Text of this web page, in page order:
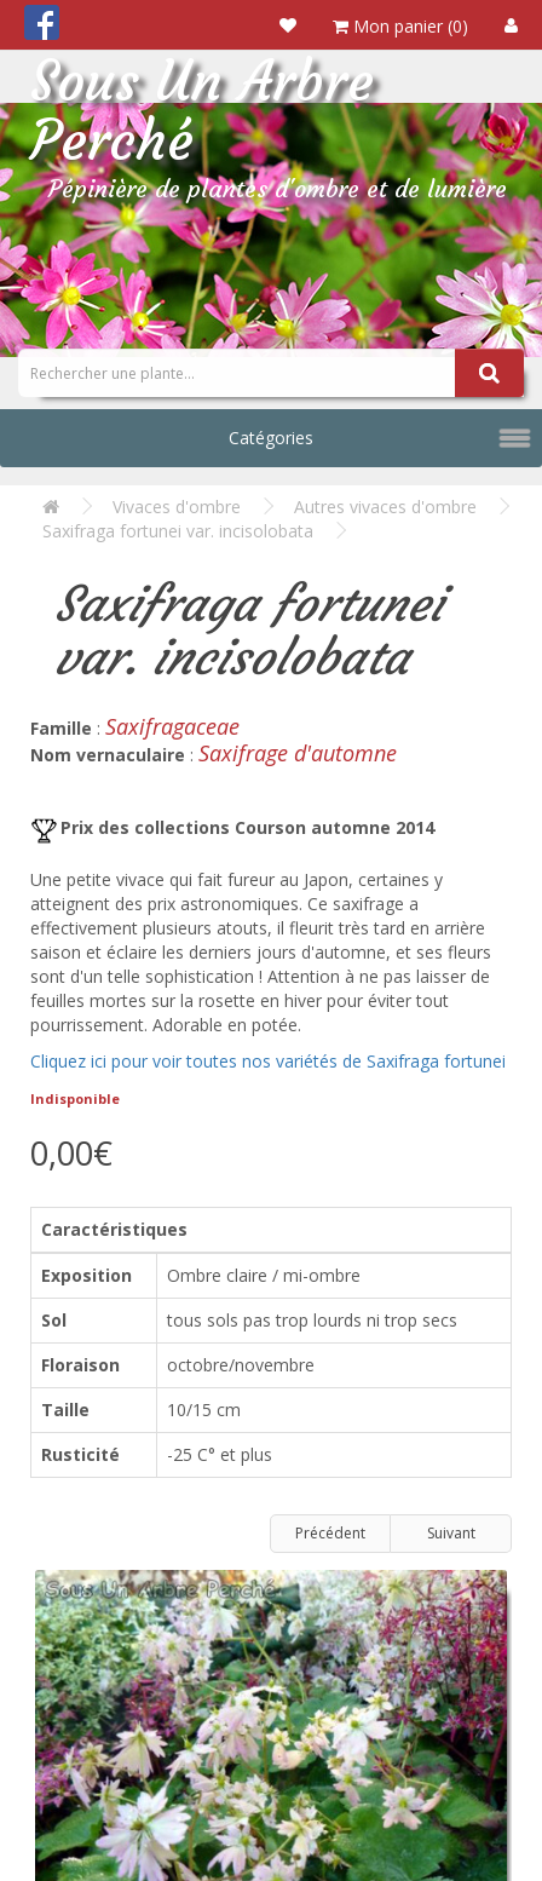
Mon panier (0)
Sous Un Arbre
Perché
Pépinière de plantes d'ombre et de lumière
Catégories
Vivaces d'ombre
Autres vivaces d'ombre
Saxifraga fortunei var. incisolobata
Saxifraga fortunei
var. incisolobata
Famille : Saxifragaceae
Nom vernaculaire : Saxifrage d'automne
Prix des collections Courson automne 2014
Une petite vivace qui fait fureur au Japon, certaines y
atteignent des prix astronomiques. Ce saxifrage a
effectivement plusieurs atouts, il fleurit très tard en arrière
saison et éclaire les derniers jours d'automne, et ses fleurs
sont d'un telle sophistication ! Attention à ne pas laisser de
feuilles mortes sur la rosette en hiver pour éviter tout
pourrissement. Adorable en potée.
Cliquez ici pour voir toutes nos variétés de Saxifraga fortunei
Indisponible
0,00€
Caractéristiques
Exposition
Ombre claire / mi-ombre
Sol
tous sols pas trop lourds ni trop secs
Floraison
octobre/novembre
Taille
10/15 cm
Rusticité
-25 C° et plus
Précédent Suivant